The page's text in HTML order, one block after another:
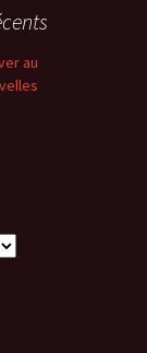
au